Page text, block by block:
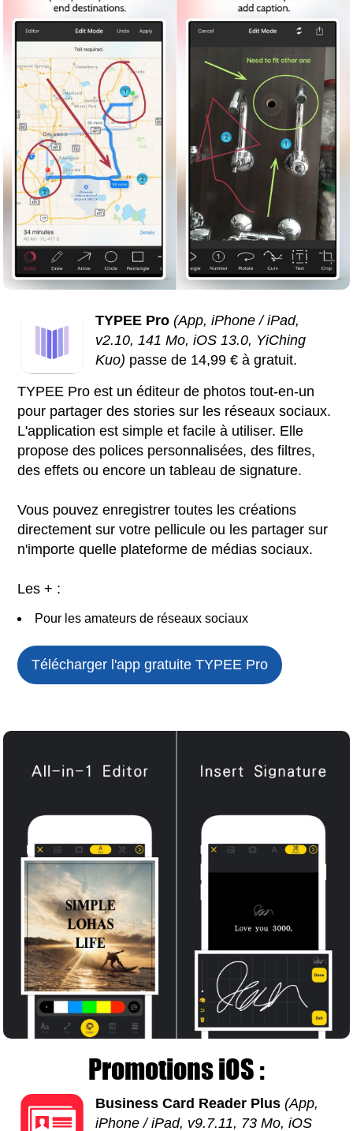
TYPEE Pro (App, iPhone / iPad,
v2.10, 141 Mo, iOS 13.0, YiChing
Kuo) passe de 14,99 € à gratuit.
TYPEE Pro est un éditeur de photos tout-en-un
pour partager des stories sur les réseaux sociaux.
L'application est simple et facile à utiliser. Elle
propose des polices personnalisées, des filtres,
des effets ou encore un tableau de signature.
Vous pouvez enregistrer toutes les créations
directement sur votre pellicule ou les partager sur
n'importe quelle plateforme de médias sociaux.
Les + :
Pour les amateurs de réseaux sociaux
Télécharger l'app gratuiteTYPEE Pro
Promotions iOS :
Business Card Reader Plus (App,
iPhone / iPad, v9.7.11, 73 Mo, iOS